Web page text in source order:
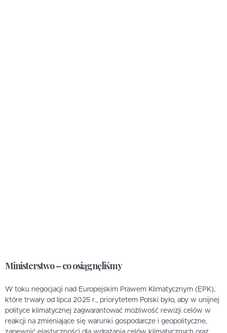
Ministerstwo – co osiągnęliśmy
W toku negocjacji nad Europejskim Prawem Klimatycznym (EPK),
które trwały od lipca 2025 r., priorytetem Polski było, aby w unijnej
polityce klimatycznej zagwarantować możliwość rewizji celów w
reakcji na zmieniające się warunki gospodarcze i geopolityczne,